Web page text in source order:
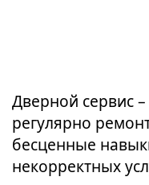
Дверной сервис
регулярно
бесценные
некорректных